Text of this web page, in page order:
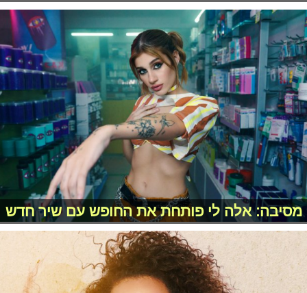
מסיבה: אלה לי פותחת את החופש עם שיר חדש